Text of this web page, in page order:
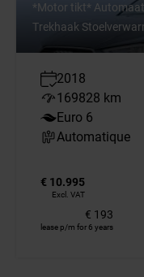
*Motor tikt*
Trekhaak
2018
169828 km
Euro 6
Automatique
€ 10.995
Excl. VAT
€ 193
lease p/m for 6 years